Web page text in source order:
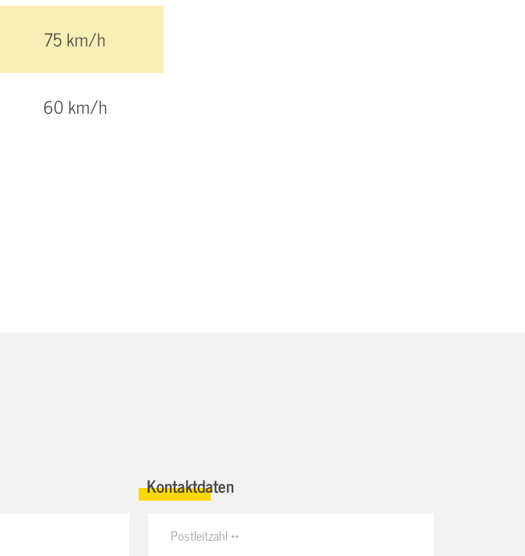
75 km/h
60 km/h
Kontaktdaten